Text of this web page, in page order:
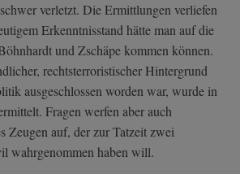
verletzt. Die Ermittlungen verliefen
Erkenntnisstand hätte man auf die
und Zschäpe kommen können.
rechtsterroristischer Hintergrund
ausgeschlossen worden war, wurde in
Fragen werfen aber auch
Zeugen auf, der zur Tatzeit zwei
wahrgenommen haben will.